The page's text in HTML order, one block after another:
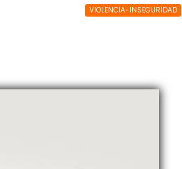
VIOLENCIA-INSEGURIDAD